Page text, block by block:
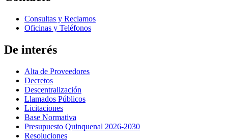
Consultas y Reclamos
Oficinas y Teléfonos
De interés
Alta de Proveedores
Decretos
Descentralización
Llamados Públicos
Licitaciones
Base Normativa
Presupuesto Quinquenal 2026-2030
Resoluciones